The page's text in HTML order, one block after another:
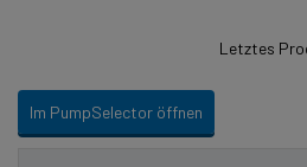
Letztes
Im PumpSelector öffnen